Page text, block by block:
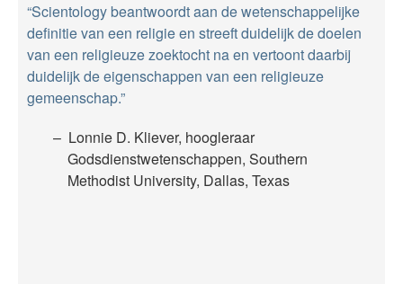
“Scientology beantwoordt aan de wetenschappelijke
definitie van een religie en streeft duidelijk de doelen
van een religieuze zoektocht na en vertoont daarbij
duidelijk de eigenschappen van een religieuze
gemeenschap.”
Lonnie D. Kliever, hoogleraar
Godsdienstwetenschappen, Southern
Methodist University, Dallas, Texas